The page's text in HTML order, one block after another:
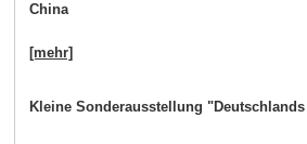
China
[mehr]
Kleine Sonderausstellung